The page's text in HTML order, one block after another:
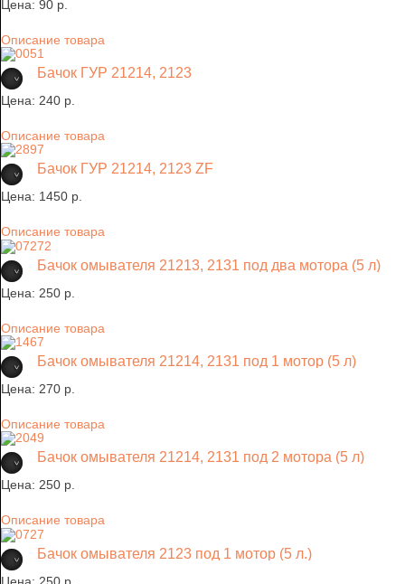
Цена: 90 p.
Описание товара
Бачок ГУР 21214, 2123
Цена: 240 p.
Описание товара
Бачок ГУР 21214, 2123 ZF
Цена: 1450 p.
Описание товара
Бачок омывателя 21213, 2131 под два мотора (5 л)
Цена: 250 p.
Описание товара
Бачок омывателя 21214, 2131 под 1 мотор (5 л)
Цена: 270 p.
Описание товара
Бачок омывателя 21214, 2131 под 2 мотора (5 л)
Цена: 250 p.
Описание товара
Бачок омывателя 2123 под 1 мотор (5 л.)
Цена: 250 p.